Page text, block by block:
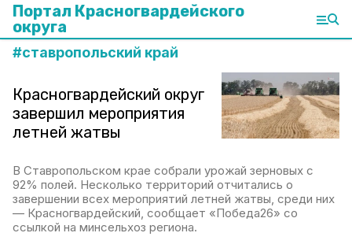
Портал Красногвардейского
округа
#ставропольский край
Красногвардейский округ
завершил мероприятия
летней жатвы
В Ставропольском крае собрали урожай зерновых с
92% полей. Несколько территорий отчитались о
завершении всех мероприятий летней жатвы, среди них
— Красногвардейский, сообщает «Победа26» со
ссылкой на минсельхоз региона.